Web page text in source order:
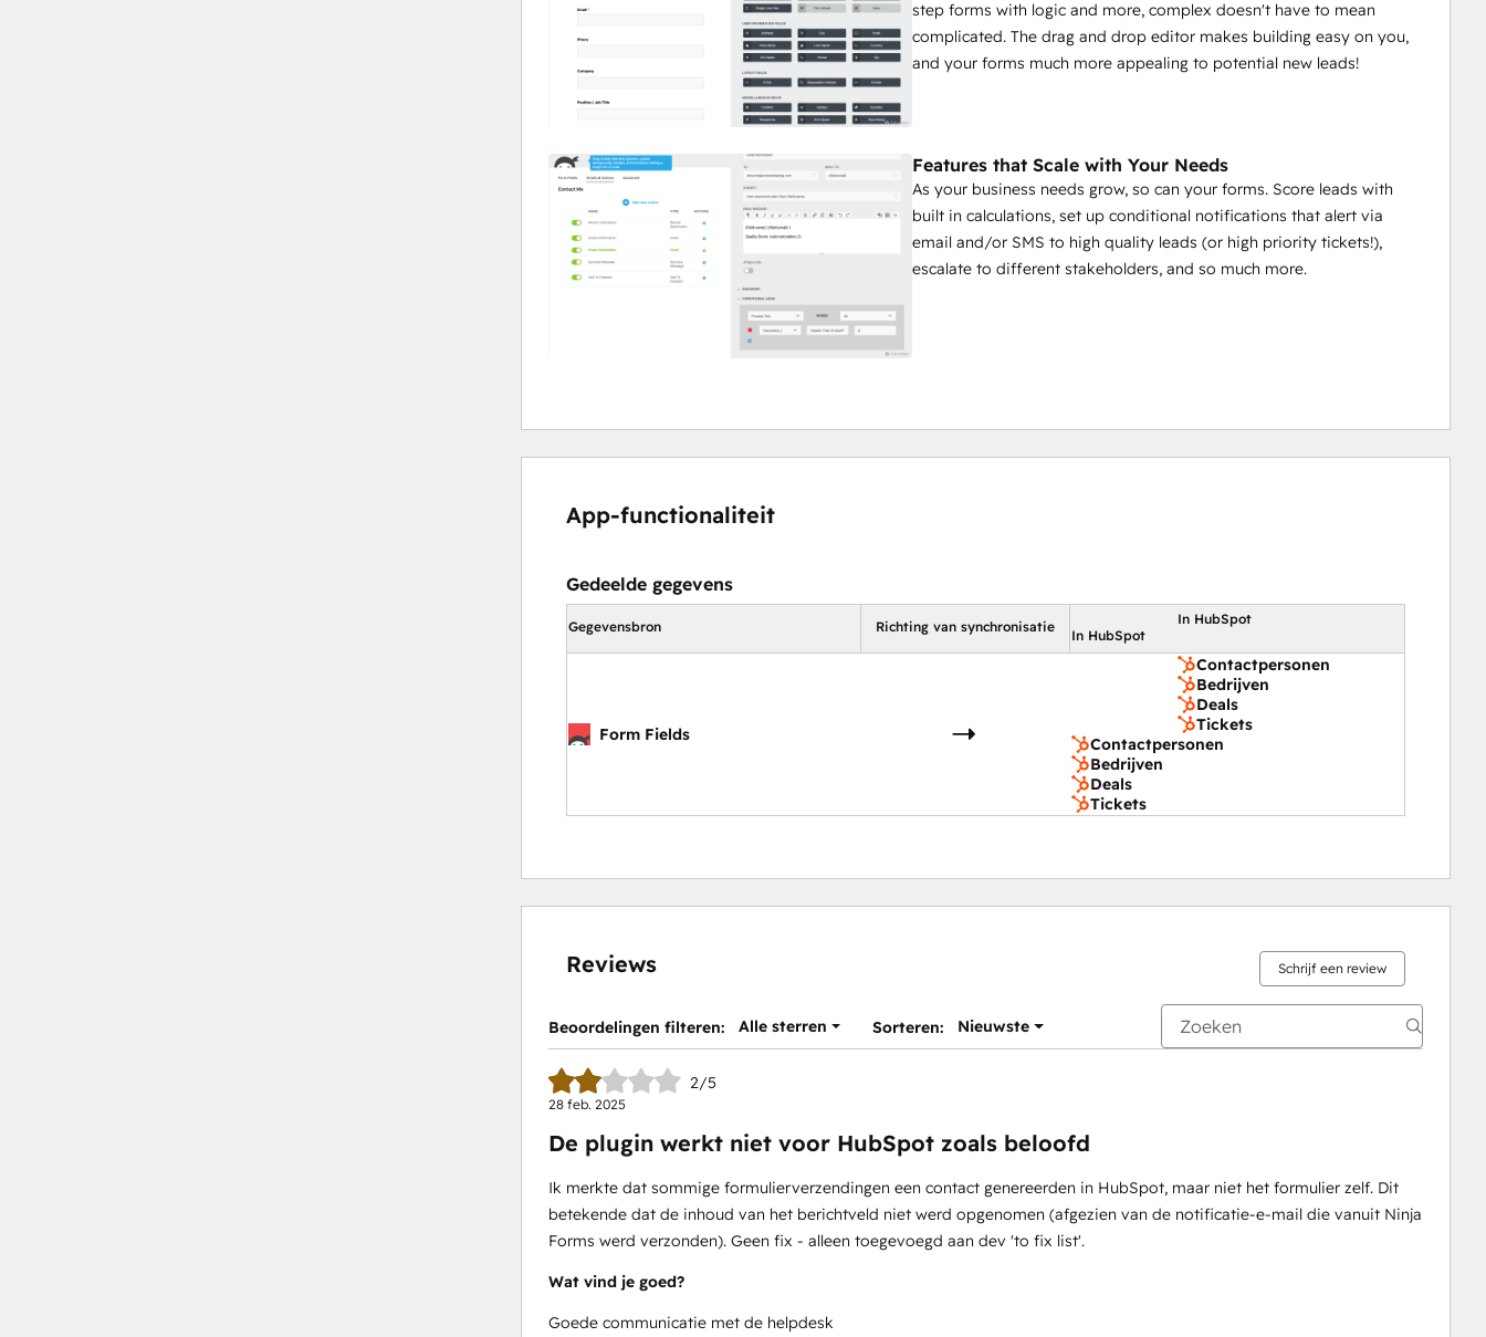
step forms with logic and more, complex doesn't have to mean
complicated. The drag and drop editor makes building easy on you,
and your forms much more appealing to potential new leads!
Features that Scale with Your Needs
As your business needs grow, so can your forms. Score leads with
built in calculations, set up conditional notifications that alert via
email and/or SMS to high quality leads (or high priority tickets!),
escalate to different stakeholders, and so much more.
App-functionaliteit
Gedeelde gegevens
Gegevensbron Richting van synchronisatie
In HubSpot
In HubSpot
Form Fields
Contactpersonen
Bedrijven
Deals
Tickets
Contactpersonen
Bedrijven
Deals
Tickets
Reviews Schrijf een review
Beoordelingen filteren: Alle sterren Sorteren: Nieuwste
2/5
28 feb. 2025
De plugin werkt niet voor HubSpot zoals beloofd
Ik merkte dat sommige formulierverzendingen een contact genereerden in HubSpot, maar niet het formulier zelf. Dit
betekende dat de inhoud van het berichtveld niet werd opgenomen (afgezien van de notificatie-e-mail die vanuit Ninja
Forms werd verzonden). Geen fix - alleen toegevoegd aan dev 'to fix list'.
Wat vind je goed?
Goede communicatie met de helpdesk